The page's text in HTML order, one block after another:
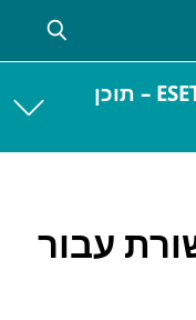
ESET Small Business Security – תוכן
עבור